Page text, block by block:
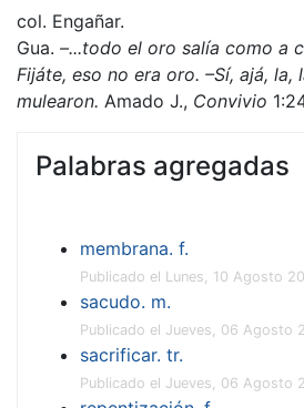
col. Engañar.
Gua. –...todo el oro salía como a
Fijáte, eso no era oro. –Sí, ajá, la,
mulearon. Amado J., Convivio
Palabras agregadas
membrana. f.
Publicado el Lunes, 10 Agosto
sacudo. m.
Publicado el Jueves, 06 Agosto
sacrificar. tr.
Publicado el Jueves, 06 Agosto